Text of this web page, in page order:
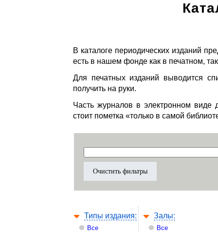
В каталоге периодических изданий
есть в нашем фонде как в печатном,
Для печатных изданий выводится
получить на руки.
Часть журналов в электронном виде
стоит пометка «только в самой
Типы издания:
Все
Залы:
Все